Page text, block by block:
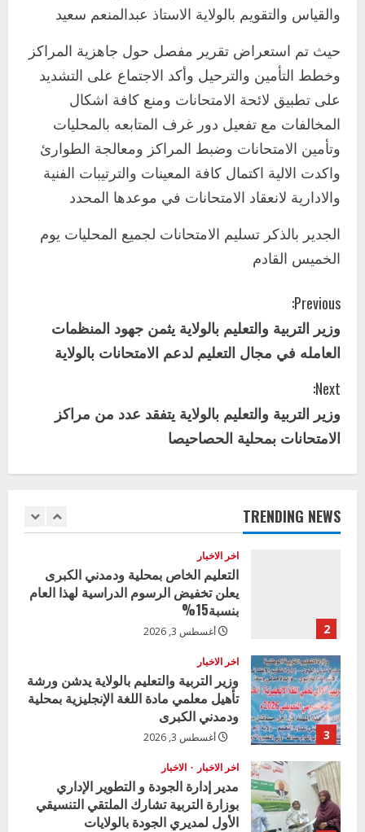
والقياس والتقويم بالولاية الاستاذ عبدالمنعم سعيد
حيث تم استعراض تقرير مفصل حول جاهزية المراكز
وخطط التأمين والترحيل وأكد الاجتماع على التشديد
على تطبيق لائحة الامتحانات ومنع كافة اشكال
المخالفات مع تفعيل دور غرف المتابعه بالمحليات
وتأمين الامتحانات وضبط المراكز ومعالجة الطوارئ
واكدت الالية اكتمال كافة المعينات والترتيبات الفنية
والادارية لانعقاد الامتحانات في موعدها المحدد
الجدير بالذكر تسليم الامتحانات لجميع المحليات يوم
الخميس القادم
C
o
n
t
i
n
u
e
e
a
d
i
n
g
Previous:
وزير التربية والتعليم بالولاية يثمن جهود المنظمات
العامله في مجال التعليم لدعم الامتحانات بالولاية
Next:
وزير التربية والتعليم بالولاية يتفقد عدد من مراكز
الامتحانات بمحلية الحصاحيصا
TRENDING NEWS
2
اخر الاخبار
التعليم الخاص بمحلية ودمدني الكبرى
يعلن تخفيض الرسوم الدراسية لهذا العام
بنسبة15%
أغسطس 3, 2026
3
اخر الاخبار
وزير التربية والتعليم بالولاية يدشن ورشة
تأهيل معلمي مادة اللغة الإنجليزية بمحلية
ودمدني الكبرى
أغسطس 3, 2026
4
اخر الاخبار الاخبار
5
اخر الاخبار
إدارة الأنشطة المدرسية بمحلية مدني
يوليو 29, 2026
1
2
اخر الاخبار
التعليم الخاص بمحلية ودمدني الكبرى
يعلن تخفيض الرسوم الدراسية لهذا العام
بنسبة15%
أغسطس 3, 2026
3
اخر الاخبار
وزير التربية والتعليم بالولاية يدشن ورشة
تأهيل معلمي مادة اللغة الإنجليزية بمحلية
ودمدني الكبرى
أغسطس 3, 2026
اخر الاخبار الاخبار
مدير إدارة الجودة و التطوير الإداري
بوزارة التربية تشارك الملتقي التنسيقي
الأول لمديري الجودة بالولايات